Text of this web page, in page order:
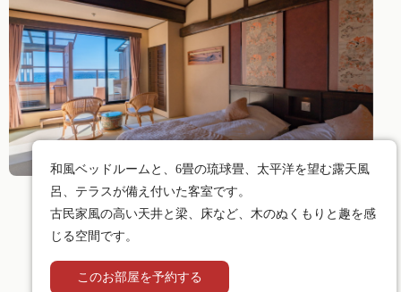
和風ベッドルームと、6畳の琉球畳、太平洋を望む露天風
呂、テラスが備え付いた客室です。
古民家風の高い天井と梁、床など、木のぬくもりと趣を感
じる空間です。
このお部屋を予約する